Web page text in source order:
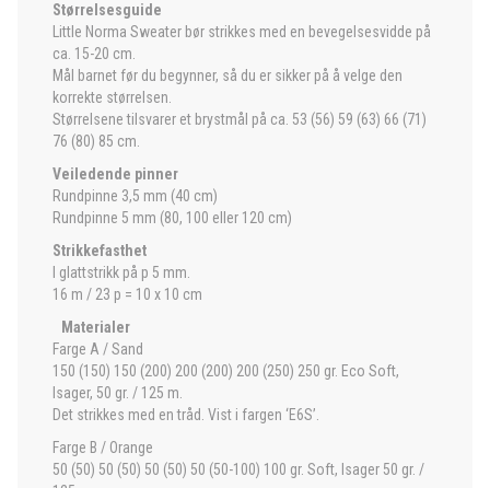
Størrelsesguide
Little Norma Sweater bør strikkes med en bevegelsesvidde på
ca. 15-20 cm.
Mål barnet før du begynner, så du er sikker på å velge den
korrekte størrelsen.
Størrelsene tilsvarer et brystmål på ca. 53 (56) 59 (63) 66 (71)
76 (80) 85 cm.
Veiledende pinner
Rundpinne 3,5 mm (40 cm)
Rundpinne 5 mm (80, 100 eller 120 cm)
Strikkefasthet
I glattstrikk på p 5 mm.
16 m / 23 p = 10 x 10 cm
Materialer
Farge A / Sand
150 (150) 150 (200) 200 (200) 200 (250) 250 gr. Eco Soft,
Isager, 50 gr. / 125 m.
Det strikkes med en tråd. Vist i fargen ‘E6S’.
Farge B / Orange
50 (50) 50 (50) 50 (50) 50 (50-100) 100 gr. Soft, Isager 50 gr. /